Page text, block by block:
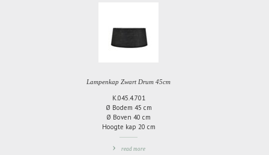
VERGELIJKEN
Lampenkap Zwart Drum 45cm
K.045.4.701
Ø Bodem 45 cm
Ø Boven 40 cm
Hoogte kap 20 cm
read more